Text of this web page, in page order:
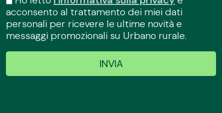
acconsento al trattamento dei miei dati
personali per ricevere le ultime novità e
messaggi promozionali su Urbano rurale.